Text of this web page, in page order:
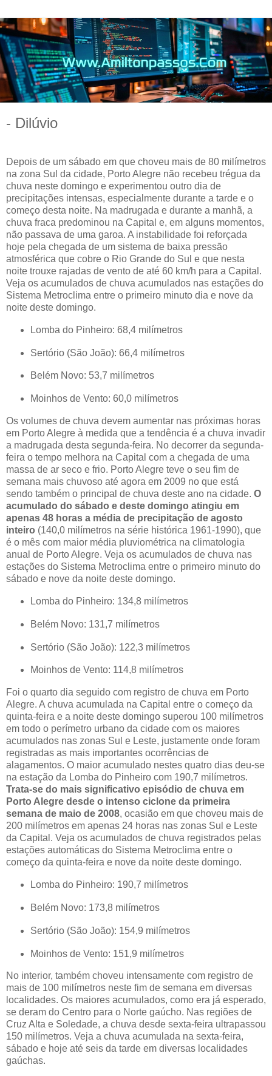
- Dilúvio
Depois de um sábado em que choveu mais de 80 milímetros
na zona Sul da cidade, Porto Alegre não recebeu trégua da
chuva neste domingo e experimentou outro dia de
precipitações intensas, especialmente durante a tarde e o
começo desta noite. Na madrugada e durante a manhã, a
chuva fraca predominou na Capital e, em alguns momentos,
não passava de uma garoa. A instabilidade foi reforçada
hoje pela chegada de um sistema de baixa pressão
atmosférica que cobre o Rio Grande do Sul e que nesta
noite trouxe rajadas de vento de até 60 km/h para a Capital.
Veja os acumulados de chuva acumulados nas estações do
Sistema Metroclima entre o primeiro minuto dia e nove da
noite deste domingo.
Lomba do Pinheiro: 68,4 milímetros
Sertório (São João): 66,4 milímetros
Belém Novo: 53,7 milímetros
Moinhos de Vento: 60,0 milímetros
Os volumes de chuva devem aumentar nas próximas horas
em Porto Alegre à medida que a tendência é a chuva invadir
a madrugada desta segunda-feira. No decorrer da segunda-
feira o tempo melhora na Capital com a chegada de uma
massa de ar seco e frio. Porto Alegre teve o seu fim de
semana mais chuvoso até agora em 2009 no que está
sendo também o principal de chuva deste ano na cidade. O
acumulado do sábado e deste domingo atingiu em
apenas 48 horas a média de precipitação de agosto
inteiro (140,0 milímetros na série histórica 1961-1990), que
é o mês com maior média pluviométrica na climatologia
anual de Porto Alegre. Veja os acumulados de chuva nas
estações do Sistema Metroclima entre o primeiro minuto do
sábado e nove da noite deste domingo.
Lomba do Pinheiro: 134,8 milímetros
Belém Novo: 131,7 milímetros
Sertório (São João): 122,3 milímetros
Moinhos de Vento: 114,8 milímetros
Foi o quarto dia seguido com registro de chuva em Porto
Alegre. A chuva acumulada na Capital entre o começo da
quinta-feira e a noite deste domingo superou 100 milímetros
em todo o perímetro urbano da cidade com os maiores
acumulados nas zonas Sul e Leste, justamente onde foram
registradas as mais importantes ocorrências de
alagamentos. O maior acumulado nestes quatro dias deu-se
na estação da Lomba do Pinheiro com 190,7 milímetros.
Trata-se do mais significativo episódio de chuva em
Porto Alegre desde o intenso ciclone da primeira
semana de maio de 2008, ocasião em que choveu mais de
200 milímetros em apenas 24 horas nas zonas Sul e Leste
da Capital. Veja os acumulados de chuva registrados pelas
estações automáticas do Sistema Metroclima entre o
começo da quinta-feira e nove da noite deste domingo.
Lomba do Pinheiro: 190,7 milímetros
Belém Novo: 173,8 milímetros
Sertório (São João): 154,9 milímetros
Moinhos de Vento: 151,9 milímetros
No interior, também choveu intensamente com registro de
mais de 100 milímetros neste fim de semana em diversas
localidades. Os maiores acumulados, como era já esperado,
se deram do Centro para o Norte gaúcho. Nas regiões de
Cruz Alta e Soledade, a chuva desde sexta-feira ultrapassou
150 milímetros. Veja a chuva acumulada na sexta-feira,
sábado e hoje até seis da tarde em diversas localidades
gaúchas.